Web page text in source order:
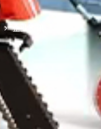
企业资讯